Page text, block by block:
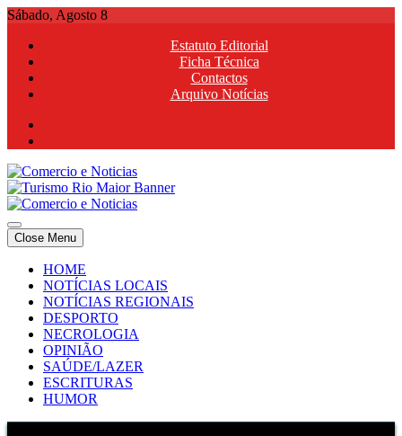
Skip
content
Sábado, Agosto 8
Estatuto Editorial
Ficha Técnica
Contactos
Arquivo Notícias
Comercio e Noticias
Notícias e Publicidade Online
Comercio e Noticias
Notícias e Publicidade Online
Close Menu
HOME
NOTÍCIAS LOCAIS
NOTÍCIAS REGIONAIS
DESPORTO
NECROLOGIA
OPINIÃO
SAÚDE/LAZER
ESCRITURAS
HUMOR